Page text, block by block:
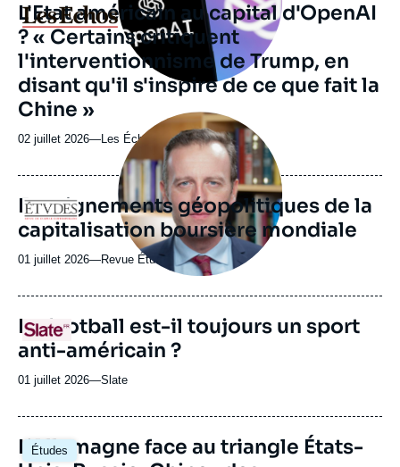
revue
ou
émission
Logo
L'Etat américain au capital d'OpenAI
? « Certains critiquent
l'interventionnisme de Trump, en
disant qu'il s'inspire de ce que fait la
Chine »
02 juillet 2026—Nom
journal,
revue
ou
émission
Les Échos
Logo
principale
médiatique
Enseignements géopolitiques de la
capitalisation boursière mondiale
01 juillet 2026—Nom
journal,
ou
émission
Revue Études
Logo
URL
de
Spotify
Le football est-il toujours un sport
anti-américain ?
01 juillet 2026—Nom
journal,
ou
Slate
Études
Image
principale
L’Allemagne face au triangle États-